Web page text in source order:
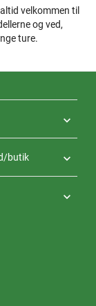
velkommen til
og ved,
ture.


butik
